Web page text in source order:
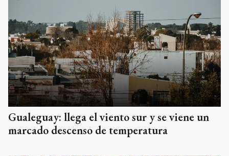
Gualeguay: llega el viento sur y se viene un
marcado descenso de temperatura